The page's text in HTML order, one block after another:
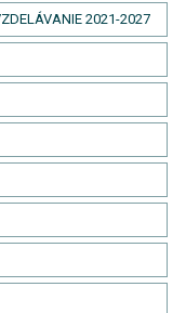
2021-2027